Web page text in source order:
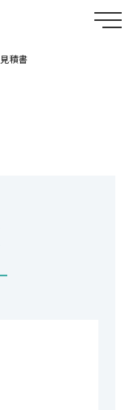
見積書